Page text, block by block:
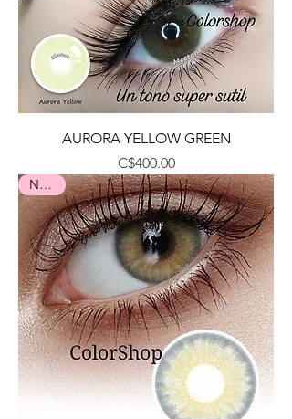
AURORA YELLOW GREEN
Precio
C$400.00
Nuevo